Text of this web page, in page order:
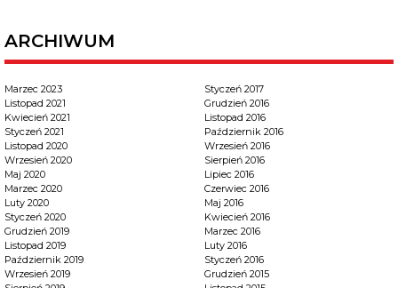
ARCHIWUM
Marzec 2023
Listopad 2021
Kwiecień 2021
Styczeń 2021
Listopad 2020
Wrzesień 2020
Maj 2020
Marzec 2020
Luty 2020
Styczeń 2020
Grudzień 2019
Listopad 2019
Październik 2019
Wrzesień 2019
Styczeń 2017
Grudzień 2016
Listopad 2016
Październik 2016
Wrzesień 2016
Sierpień 2016
Lipiec 2016
Czerwiec 2016
Maj 2016
Kwiecień 2016
Marzec 2016
Luty 2016
Styczeń 2016
Grudzień 2015